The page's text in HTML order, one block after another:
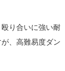
り合いに強い耐
、高難易度ダン